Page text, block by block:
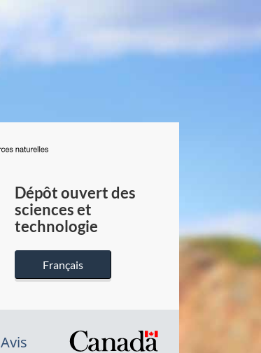
du
Canada
Dépôt ouvert des
sciences et
technologie
Français
Avis
/